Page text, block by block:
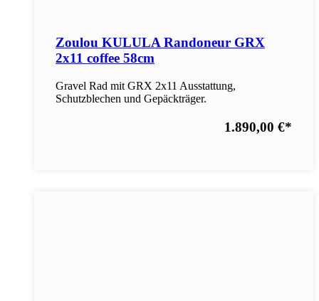
Zoulou KULULA Randoneur GRX
2x11 coffee 58cm
Gravel Rad mit GRX 2x11 Ausstattung,
Schutzblechen und Gepäckträger.
1.890,00 €*